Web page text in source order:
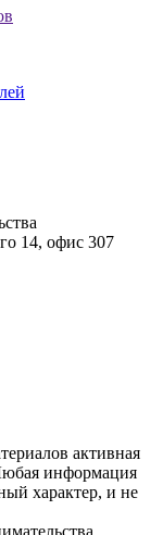
14, офис 307
активная
информация
характер, и не